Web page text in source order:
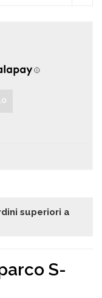
superiori a
S-